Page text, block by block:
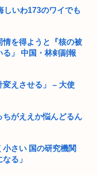
いわ173のワイでも
情を得ようと『核の被
」 中国・林剣副報
変えさせる」 – 大使
ちがええか悩んどるん
小さい 国の研究機関
る」